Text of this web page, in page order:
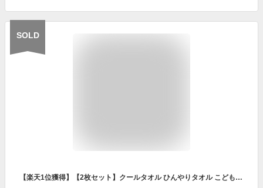
SOLD
【楽天1位獲得】【2枚セット】クールタオル ひんやりタオル こども 冷却タオル 冷感タオル 冷感ひんやりタオル 冷たいタオル キッズ アイスタオル フェイスタオル ケース付き かわいい ネッククーラー 子供 熱中症対策グッズ 日焼け対策